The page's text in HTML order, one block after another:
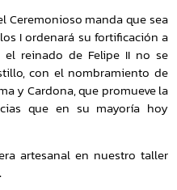
Ceremonioso manda que sea
I ordenará su fortificación a
el reinado de Felipe II no se
con el nombramiento de
y Cardona, que promueve la
que en su mayoría hoy
artesanal en nuestro taller